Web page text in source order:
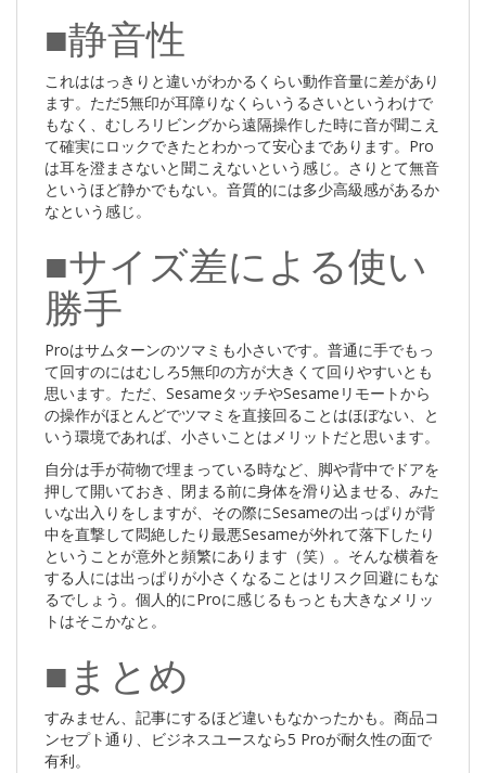
■静音性
これははっきりと違いがわかるくらい動作音量に差があり
ます。ただ5無印が耳障りなくらいうるさいというわけで
もなく、むしろリビングから遠隔操作した時に音が聞こえ
て確実にロックできたとわかって安心まであります。Pro
は耳を澄まさないと聞こえないという感じ。さりとて無音
というほど静かでもない。音質的には多少高級感があるか
なという感じ。
■サイズ差による使い
勝手
Proはサムターンのツマミも小さいです。普通に手でもっ
て回すのにはむしろ5無印の方が大きくて回りやすいとも
思います。ただ、SesameタッチやSesameリモートから
の操作がほとんどでツマミを直接回ることはほぼない、と
いう環境であれば、小さいことはメリットだと思います。
自分は手が荷物で埋まっている時など、脚や背中でドアを
押して開いておき、閉まる前に身体を滑り込ませる、みた
いな出入りをしますが、その際にSesameの出っぱりが背
中を直撃して悶絶したり最悪Sesameが外れて落下したり
ということが意外と頻繁にあります（笑）。そんな横着を
する人には出っぱりが小さくなることはリスク回避にもな
るでしょう。個人的にProに感じるもっとも大きなメリッ
トはそこかなと。
■まとめ
すみません、記事にするほど違いもなかったかも。商品コ
ンセプト通り、ビジネスユースなら5 Proが耐久性の面で
有利。